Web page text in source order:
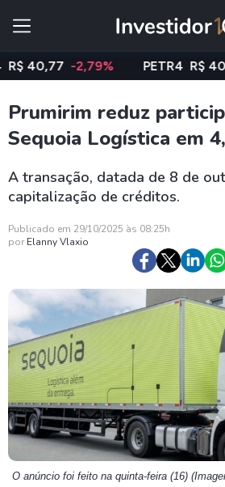
-2,79% PETR4 R$ 40,85 -
Prumirim reduz
Sequoia Logística em
A transação, datada de 8 de
capitalização de créditos.
Publicado em 29/10/2025 às 08:25h
por Elanny Vlaxio
O anúncio foi feito na quinta-feira (16)